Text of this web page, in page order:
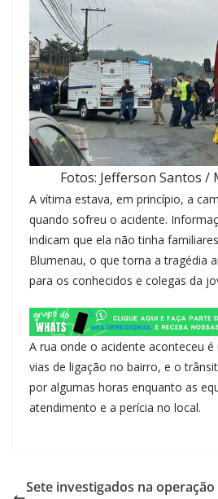
Fotos: Jefferson Santos
A vítima estava, em princípio, a
quando sofreu o acidente.
indicam que ela não tinha
Blumenau, o que torna a tragédia
para os conhecidos e colegas da
A rua onde o acidente aconteceu é
vias de ligação no bairro, e o
por algumas horas enquanto as
atendimento e a perícia no local.
Sete investigados na